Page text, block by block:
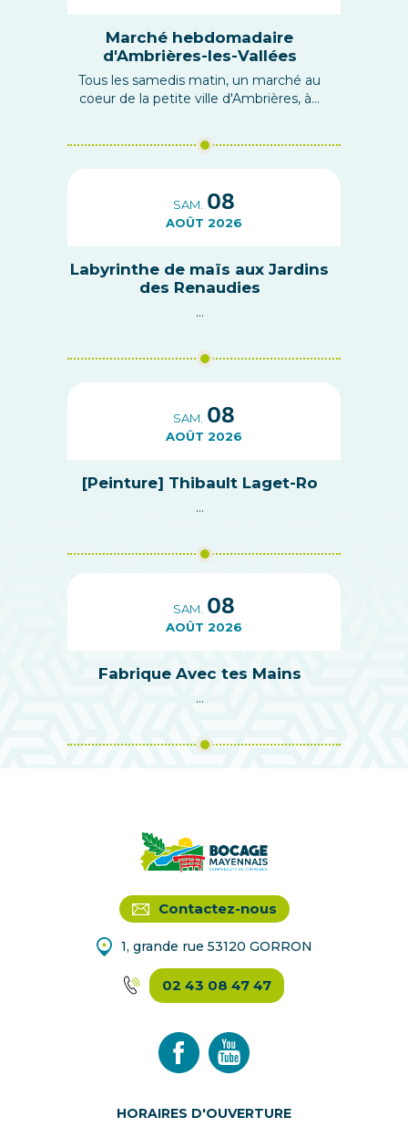
Marché hebdomadaire
d'Ambrières-les-Vallées
Tous les samedis matin, un marché au
coeur de la petite ville d'Ambrières, à...
SAM. 08
AOÛT 2026
Labyrinthe de maïs aux Jardins
des Renaudies
...
SAM. 08
AOÛT 2026
[Peinture] Thibault Laget-Ro
...
SAM. 08
AOÛT 2026
Fabrique Avec tes Mains
...
Contactez-nous
1, grande rue 53120 GORRON
02 43 08 47 47
HORAIRES D'OUVERTURE